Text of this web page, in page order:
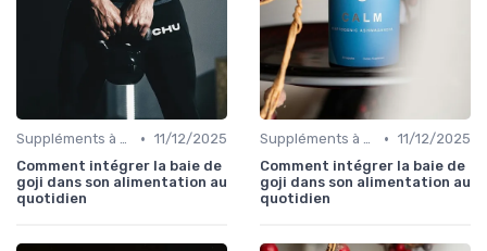
Suppléments à base de plantes • 11/12/2025
Comment intégrer la baie de
goji dans son alimentation au
quotidien
Suppléments à base de plantes • 11/12/2025
Comment intégrer la baie de
goji dans son alimentation au
quotidien